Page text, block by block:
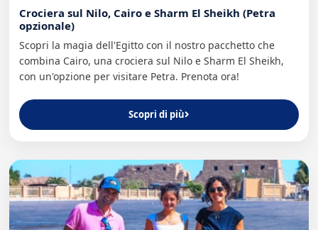
Crociera sul Nilo, Cairo e Sharm El Sheikh (Petra
opzionale)
Scopri la magia dell'Egitto con il nostro pacchetto che
combina Cairo, una crociera sul Nilo e Sharm El Sheikh,
con un'opzione per visitare Petra. Prenota ora!
Scopri di più